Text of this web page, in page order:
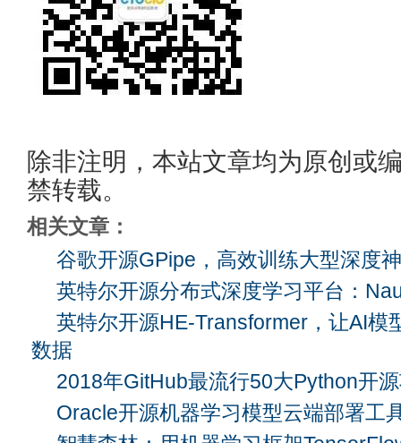
除非注明，本站文章均为原创或
禁转载。
相关文章：
谷歌开源GPipe，高效训练大型深度
英特尔开源分布式深度学习平台：
英特尔开源HE-Transformer，让AI模
数据
2018年GitHub最流行50大Python开
Oracle开源机器学习模型云端部署工